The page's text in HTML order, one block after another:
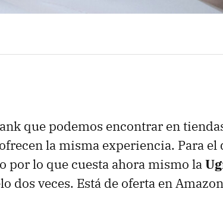
que podemos encontrar en
la misma experiencia. Para el
por lo que cuesta ahora mismo la
dos veces. Está de oferta en